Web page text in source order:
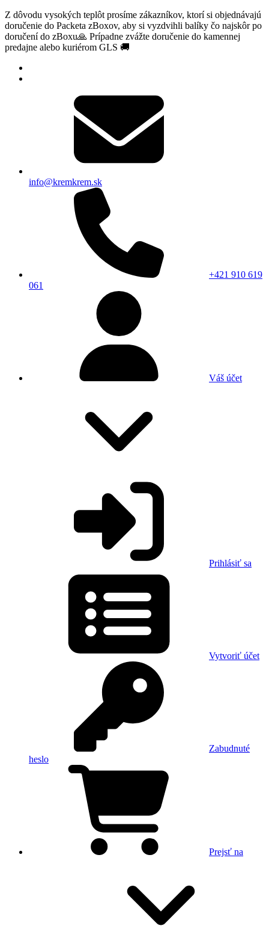
Z dôvodu vysokých teplôt prosíme zákazníkov, ktorí si objednávajú
doručenie do Packeta zBoxov, aby si vyzdvihli balíky čo najskôr po
doručení do zBoxu🙏 Prípadne zvážte doručenie do kamennej
predajne alebo kuriérom GLS 🚚
info@kremkrem.sk
+421 910 619
061
Váš účet
Prihlásiť sa
Vytvoriť účet
Zabudnuté
heslo
Prejsť na